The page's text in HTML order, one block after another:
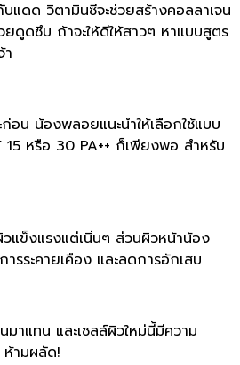
ดด วิตามินซีจะช่วยสร้างคอลลาเจน
ดูดซึม ถ้าจะให้ดีให้สาวๆ หาแบบสูตร
น้องพลอยแนะนำให้เลือกใช้แบบ
หรือ 30 PA++ ก็เพียงพอ สำหรับ
แข็งแรงแต่เนิ่นๆ ส่วนผิวหน้าน้อง
รระคายเคือง และลดการอักเสบ
แทน และเซลล์ผิวใหม่นี้มีความ
ห้ามผลัด!